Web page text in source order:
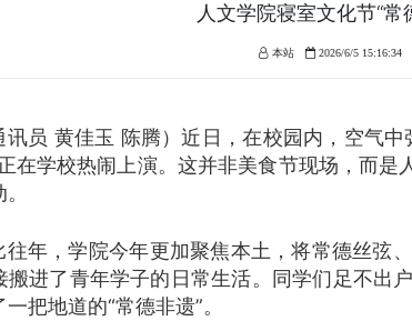
人文学院寝室文化节“常
本站 2026/6/5 15:16:34
讯员 黄佳玉 陈腾）近日，在校园内，空气
在学校热闹上演。这并非美食节现场，而是
往年，学院今年更加聚焦本土，将常德丝弦
搬进了青年学子的日常生活。同学们足不出
把地道的“常德非遗”。